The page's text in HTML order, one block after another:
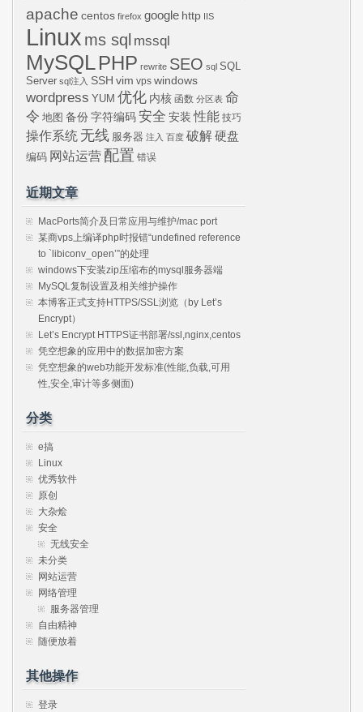
apache centos firefox google http IIS
Linux ms sql mssql
MySQLPHP rewrite SEO sql SQL
Server sql注入 SSH vim vps windows
wordpress YUM 优化 内核 函数 分区表 命
令 地图 备份 字符编码 安全 安装 性能 技巧
操作系统 无线 服务器 注入 百度 破解硬盘
编码 网站运营 配置 错误
近期文章
MacPorts简介及日常应用与维护/mac port
某商vps上编译php时报错“undefined reference
to `libiconv_open’”的处理
windows下安装zip压缩布的mysql服务器端
MySQL复制设置及相关维护操作
本博客正式支持HTTPS/SSL浏览（by Let’s
Encrypt）
Let’s Encrypt HTTPS证书部署/ssl,nginx,centos
凭空想象的应用中的数据加密方案
凭空想象的web功能开发标准(性能,负载,可用
性,安全,审计等多侧面)
分类
e搞
Linux
优秀软件
原创
大杂烩
安全
无线安全
未分类
网站运营
网络管理
服务器管理
自由精神
随便放着
其他操作
登录